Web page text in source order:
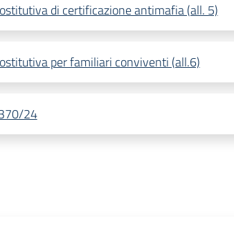
di certificazione antimafia (all. 5)
per familiari conviventi (all.6)
24